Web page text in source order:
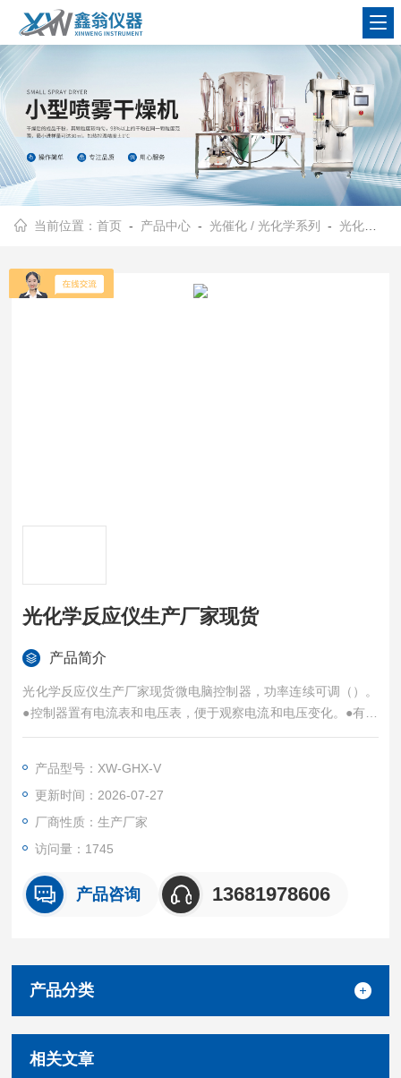
查看更多
当前位置：首页 - 产品中心 -光催化 / 光化学系列 -光化学反应仪
光化学反应仪生产厂家现货
产品简介
光化学反应仪生产厂家现货微电脑控制器，功率连续可调（）。
●控制器置有电流表和电压表，便于观察电流和电压变化。●有微
电脑定时器，可分步定时。●内照式光源，受光充分。 ●配有八
产品型号：XW-GHX-V
更新时间：2026-07-27
厂商性质：生产厂家
访问量：1745
产品咨询 13681978606
产品分类
相关文章